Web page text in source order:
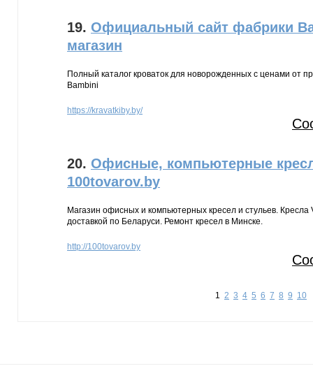
19. Официальный сайт фабрики
магазин
Полный каталог кроваток для новорожденных с ценами от
Bambini
https://kravatkiby.by/
20. Офисные, компьютерные
100tovarov.by
Магазин офисных и компьютерных кресел и стульев. Кресла
доставкой по Беларуси. Ремонт кресел в Минске.
http://100tovarov.by
1 2 3 4 5 6 7 8 9 10